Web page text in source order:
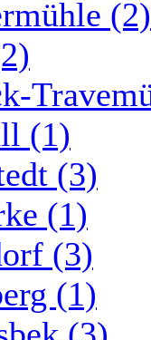
(2)
(1)
(3)
(1)
(3)
(1)